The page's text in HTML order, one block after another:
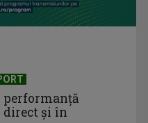
a VIII-a, Cercul / VIDEO
performanţă
direct şi în